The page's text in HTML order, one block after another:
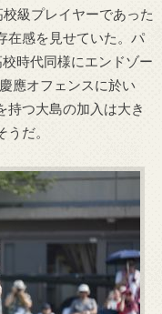
級プレイヤーであった
在感を見せていた。パ
時代同様にエンドゾー
應オフェンスに於い
持つ大島の加入は大き
だ。